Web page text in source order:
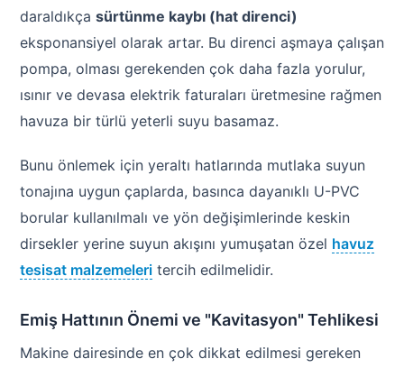
daraldıkça sürtünme kaybı (hat direnci)
eksponansiyel olarak artar. Bu direnci aşmaya çalışan
pompa, olması gerekenden çok daha fazla yorulur,
ısınır ve devasa elektrik faturaları üretmesine rağmen
havuza bir türlü yeterli suyu basamaz.
Bunu önlemek için yeraltı hatlarında mutlaka suyun
tonajına uygun çaplarda, basınca dayanıklı U-PVC
borular kullanılmalı ve yön değişimlerinde keskin
dirsekler yerine suyun akışını yumuşatan özel havuz
tesisat malzemeleri tercih edilmelidir.
Emiş Hattının Önemi ve "Kavitasyon" Tehlikesi
Makine dairesinde en çok dikkat edilmesi gereken